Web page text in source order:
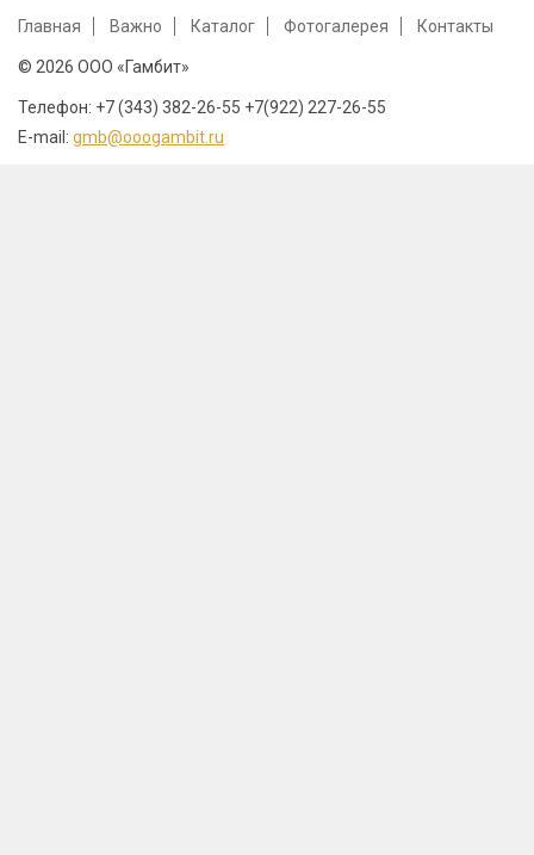
Главная Важно Каталог Фотогалерея Контакты
© 2026 ООО «Гамбит»
Телефон: +7 (343) 382-26-55 +7(922) 227-26-55
E-mail: gmb@ooogambit.ru